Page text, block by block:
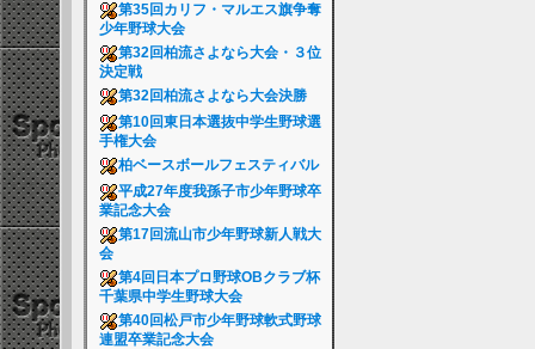
第35回カリフ・マルエス旗争奪
少年野球大会
第32回柏流さよなら大会・３位
決定戦
第32回柏流さよなら大会決勝
第10回東日本選抜中学生野球選
手権大会
柏ベースボールフェスティバル
平成27年度我孫子市少年野球卒
業記念大会
第17回流山市少年野球新人戦大
会
第4回日本プロ野球OBクラブ杯
千葉県中学生野球大会
第40回松戸市少年野球軟式野球
連盟卒業記念大会